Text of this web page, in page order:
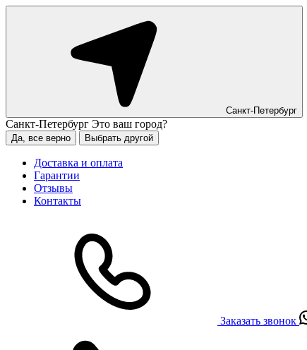
Санкт-Петербург
Санкт-Петербург Это ваш город?
Да, все верно Выбрать другой
Доставка и оплата
Гарантии
Отзывы
Контакты
Заказать звонок